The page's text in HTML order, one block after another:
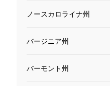
ノースカロライナ州
バージニア州
バーモント州